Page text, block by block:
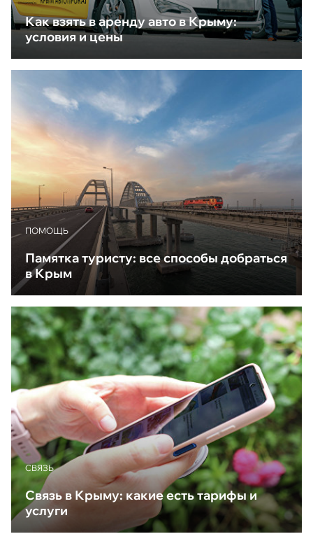
Как взять в аренду авто в Крыму:
условия и цены
ПОМОЩЬ
Памятка туристу: все способы добраться
в Крым
CВЯЗЬ
Связь в Крыму: какие есть тарифы и
услуги